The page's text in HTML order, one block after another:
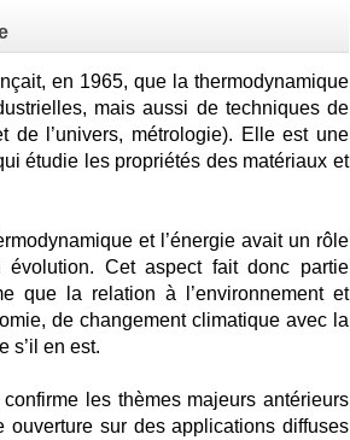
en 1965, que la thermodynamique
mais aussi de techniques de
de l’univers, métrologie). Elle est une
étudie les propriétés des matériaux et
et l’énergie avait un rôle
Cet aspect fait donc partie
que la relation à l’environnement et
de changement climatique avec la
s’il en est.
les thèmes majeurs antérieurs
sur des applications diffuses